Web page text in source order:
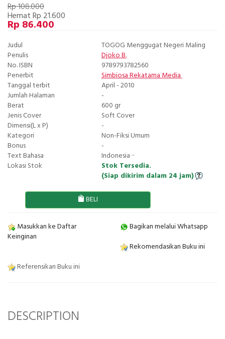
Rp 108.000
Hemat Rp 21.600
Rp 86.400
Judul
TOGOG Menggugat Negeri Maling
Penulis
Djoko B.
No. ISBN
9789793782560
Penerbit
Simbiosa Rekatama Media
Tanggal terbit
April - 2010
Jumlah Halaman
-
Berat
600 gr
Jenis Cover
Soft Cover
Dimensi(L x P)
-
Kategori
Non-Fiksi Umum
Bonus
-
Text Bahasa
Indonesia ··
Lokasi Stok
Stok Tersedia.
(Siap dikirim dalam 24 jam)
BELI
Masukkan ke Daftar
Keinginan
Bagikan melalui Whatsapp
Rekomendasikan Buku ini
Referensikan Buku ini
DESCRIPTION